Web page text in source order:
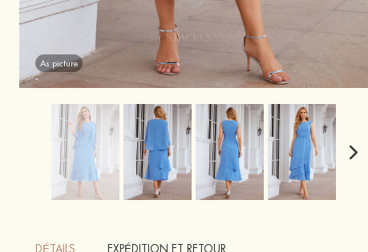
As picture
DÉTAILS EXPÉDITION ET RETOUR